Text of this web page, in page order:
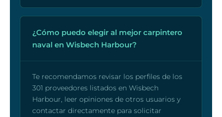
¿Cómo puedo elegir al mejor carpintero
naval en Wisbech Harbour?
Te recomendamos revisar los perfiles de los
301 proveedores listados en Wisbech
Harbour, leer opiniones de otros usuarios y
contactar directamente para solicitar